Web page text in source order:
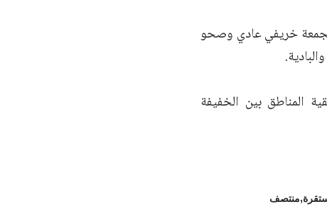
الجمعة خريفي عادي وصحو
المناطق بين الخفيفة
منتصف